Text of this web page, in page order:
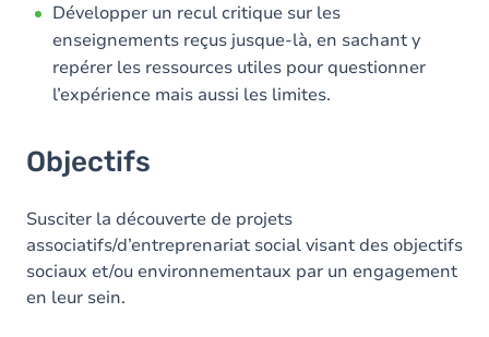
Développer un recul critique sur les
enseignements reçus jusque-là, en sachant y
repérer les ressources utiles pour questionner
l’expérience mais aussi les limites.
Objectifs
Susciter la découverte de projets
associatifs/d’entreprenariat social visant des objectifs
sociaux et/ou environnementaux par un engagement
en leur sein.